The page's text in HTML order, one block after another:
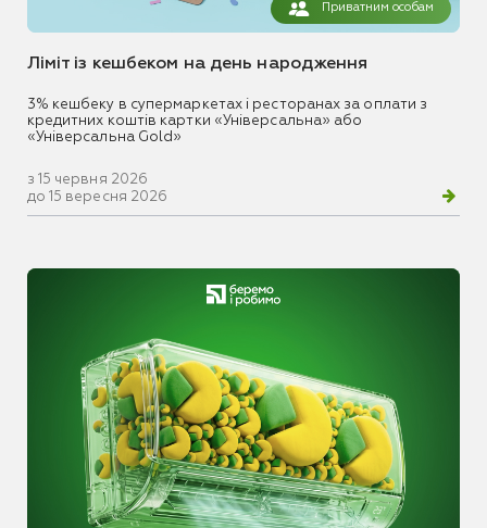
Приватним особам
Ліміт із кешбеком на день народження
3% кешбеку в супермаркетах і ресторанах за оплати з
кредитних коштів картки «Універсальна» або
«Універсальна Gold»
з 15 червня 2026
до 15 вересня 2026